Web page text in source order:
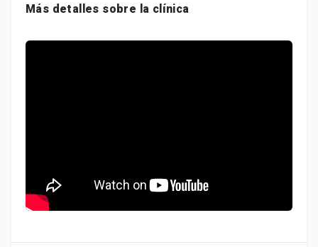
Más detalles sobre la clínica